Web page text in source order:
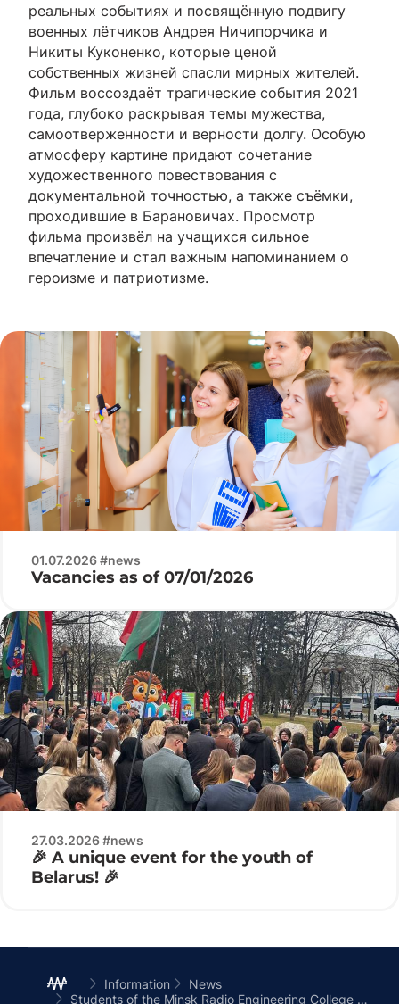
реальных событиях и посвящённую подвигу
военных лётчиков Андрея Ничипорчика и
Никиты Куконенко, которые ценой
собственных жизней спасли мирных жителей.
Фильм воссоздаёт трагические события 2021
года, глубоко раскрывая темы мужества,
самоотверженности и верности долгу. Особую
атмосферу картине придают сочетание
художественного повествования с
документальной точностью, а также съёмки,
проходившие в Барановичах. Просмотр
фильма произвёл на учащихся сильное
впечатление и стал важным напоминанием о
героизме и патриотизме.
01.07.2026 #news
Vacancies as of 07/01/2026
27.03.2026 #news
🎉 A unique event for the youth of
Belarus! 🎉
Information
News
Students of the Minsk Radio Engineering College visited the cinema, where they watched the feature film “One for Two”